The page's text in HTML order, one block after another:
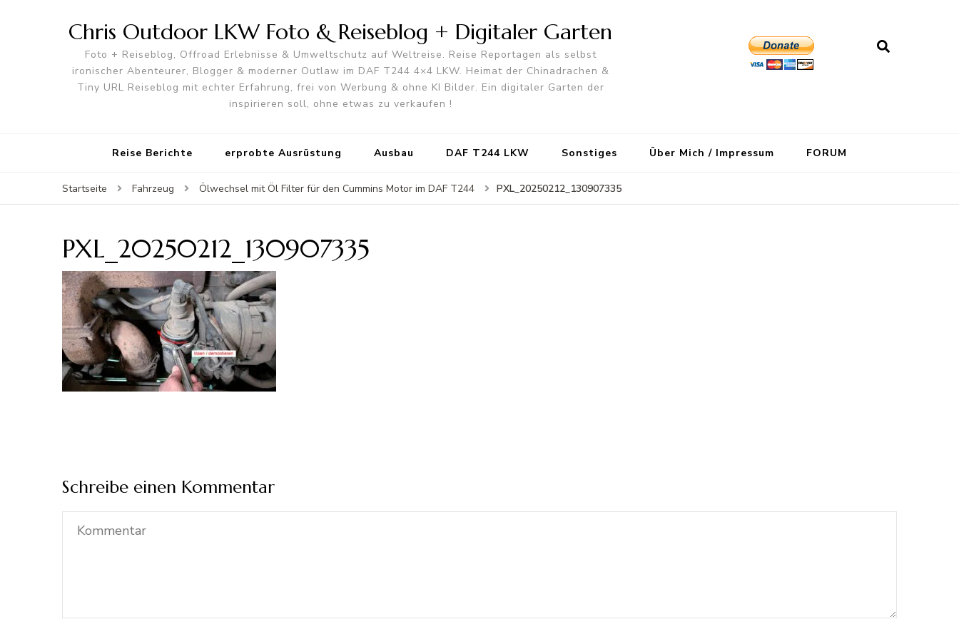
Chris Outdoor LKW Foto & Reiseblog + Digitaler Garten
Foto + Reiseblog, Offroad Erlebnisse & Umweltschutz auf Weltreise. Reise Reportagen als selbst
ironischer Abenteurer, Blogger & moderner Outlaw im DAF T244 4×4 LKW. Heimat der Chinadrachen &
Tiny URL Reiseblog mit echter Erfahrung, frei von Werbung & ohne KI Bilder. Ein digitaler Garten der
inspirieren soll, ohne etwas zu verkaufen !
Reise Berichte erprobte Ausrüstung Ausbau DAF T244 LKW Sonstiges Über Mich / Impressum FORUM
Startseite Fahrzeug Ölwechsel mit Öl Filter für den Cummins Motor im DAF T244 PXL_20250212_130907335
PXL_20250212_130907335
Schreibe einen Kommentar